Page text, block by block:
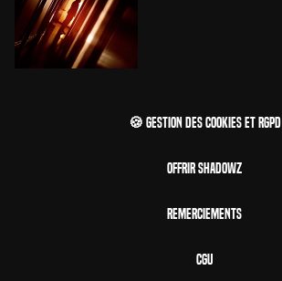
🍪 Gestion des cookies et RGPD
Offrir Shadowz
Remerciements
CGU